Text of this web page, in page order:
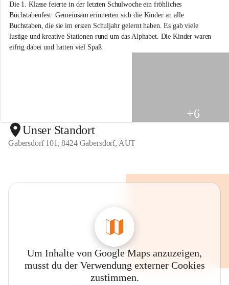
k
s
s
c
h
u
s
d
o
Die 1. Klasse feierte in der letzten Schulwoche ein fröhliches
Buchstabenfest. Gemeinsam erinnerten sich die Kinder an alle
Buchstaben, die sie im ersten Schuljahr gelernt haben. Es gab viele
lustige und kreative Stationen rund um das Alphabet. Die Kinder waren
eifrig dabei und hatten viel Spaß.
+6
Unser Standort
Gabersdorf 101, 8424 Gabersdorf, AUT
Um Inhalte von Google Maps anzuzeigen,
musst du der Verwendung externer Cookies
zustimmen.